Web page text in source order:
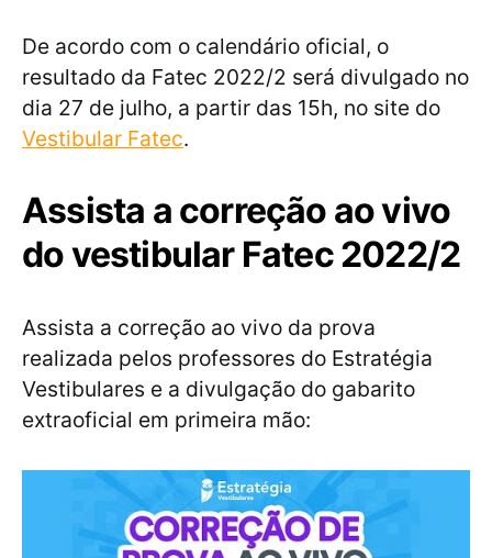
De acordo com o calendário oficial, o
resultado da Fatec 2022/2 será divulgado no
dia 27 de julho, a partir das 15h, no site do
Vestibular Fatec.
Assista a correção ao vivo
do vestibular Fatec 2022/2
Assista a correção ao vivo da prova
realizada pelos professores do Estratégia
Vestibulares e a divulgação do gabarito
extraoficial em primeira mão: